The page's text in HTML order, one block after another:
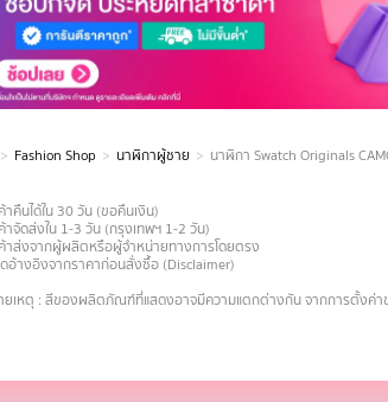
here:
Fashion Shop นาฬิกาผู้ชาย นาฬิกา Swatch Originals
คืนได้ใน 30 วัน (ขอคืนเงิน)
าจัดส่งใน 1-3 วัน (กรุงเทพฯ 1-2 วัน)
าส่งจากผู้ผลิตหรือผู้จำหน่ายทางการโดยตรง
ดอ้างอิงจากราคาก่อนสั่งซื้อ (Disclaimer)
ยเหตุ : สีของผลิตภัณฑ์ที่แสดงอาจมีความแตกต่างกัน จากการตั้งค่า